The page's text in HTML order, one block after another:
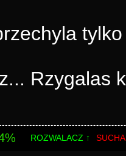
Rzygalas
ROZWALACZ ↑